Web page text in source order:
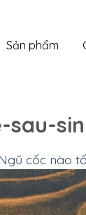
Sản phẩm
cốc nào